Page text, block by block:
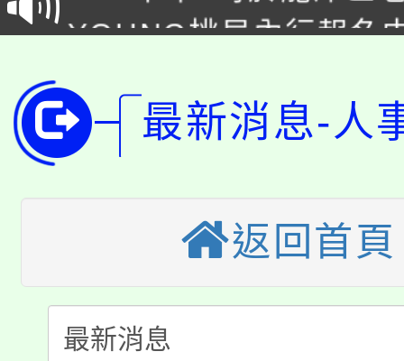
徵才活動。
YOUNG桃局內行報名
開!
115年桃園市運動會8/
田徑場及游泳池舉行。
桃園市低收入戶享有免
視費優惠，中低收入戶
半價優惠，詳情可洽有
者。
大園自造教育及科技中
份教師增能研習
大溪自造教育及科技
份教師研習
淨零綠生活教案入校路
會
115年食農教育專業人
最新消息-人
返回首頁